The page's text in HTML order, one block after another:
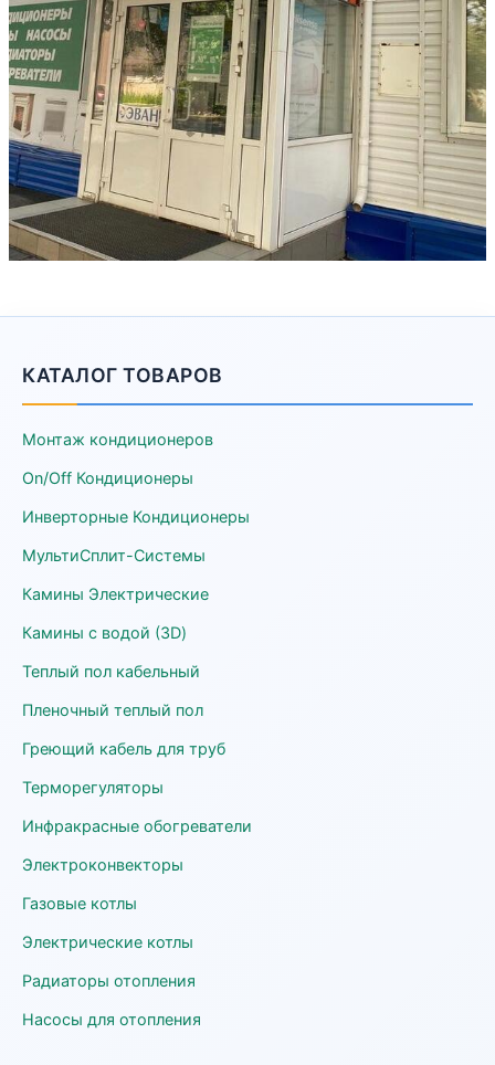
КАТАЛОГ ТОВАРОВ
Монтаж кондиционеров
On/Off Кондиционеры
Инверторные Кондиционеры
МультиСплит-Системы
Камины Электрические
Камины с водой (3D)
Теплый пол кабельный
Пленочный теплый пол
Греющий кабель для труб
Терморегуляторы
Инфракрасные обогреватели
Электроконвекторы
Газовые котлы
Электрические котлы
Радиаторы отопления
Насосы для отопления